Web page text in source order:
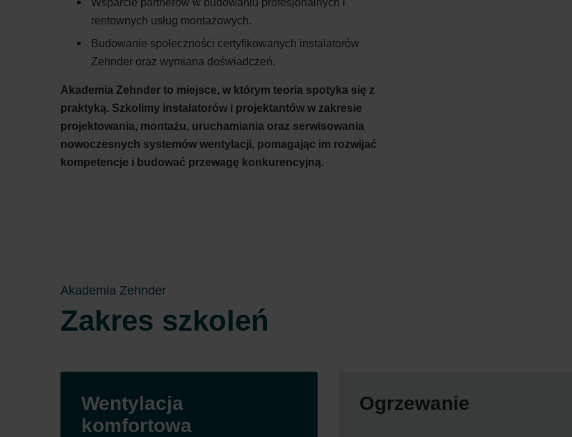
Wsparcie partnerów w budowaniu profesjonalnych i
rentownych usług montażowych.
Budowanie społeczności certyfikowanych instalatorów
Zehnder oraz wymiana doświadczeń.
Akademia Zehnder to miejsce, w którym teoria spotyka się z
praktyką. Szkolimy instalatorów i projektantów w zakresie
projektowania, montażu, uruchamiania oraz serwisowania
nowoczesnych systemów wentylacji, pomagając im rozwijać
kompetencje i budować przewagę konkurencyjną.
Akademia Zehnder
Zakres szkoleń
Wentylacja
komfortowa
Ogrzewanie